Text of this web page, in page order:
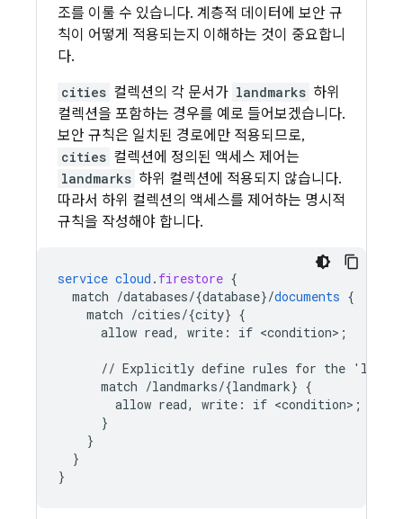
조를 이룰 수 있습니다. 계층적 데이터에 보안 규
칙이 어떻게 적용되는지 이해하는 것이 중요합니
다.
cities 컬렉션의 각 문서가 landmarks 하위
컬렉션을 포함하는 경우를 예로 들어보겠습니다.
보안 규칙은 일치된 경로에만 적용되므로,
cities 컬렉션에 정의된 액세스 제어는
landmarks 하위 컬렉션에 적용되지 않습니다.
따라서 하위 컬렉션의 액세스를 제어하는 명시적
규칙을 작성해야 합니다.
service cloud . firestore {
match /databases/{database}/documents {
match /cities/{city} {
allow read, write : if <condition> ;
// Explicitly define rules for the
match /landmarks/{landmark} {
allow read, write : if <condition> ;
}
}
}
}